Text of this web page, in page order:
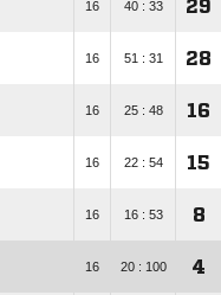
16 40 : 33 29
16 51 : 31 28
16 25 : 48 16
16 22 : 54 15
16 16 : 53 8
16 20 : 100 4